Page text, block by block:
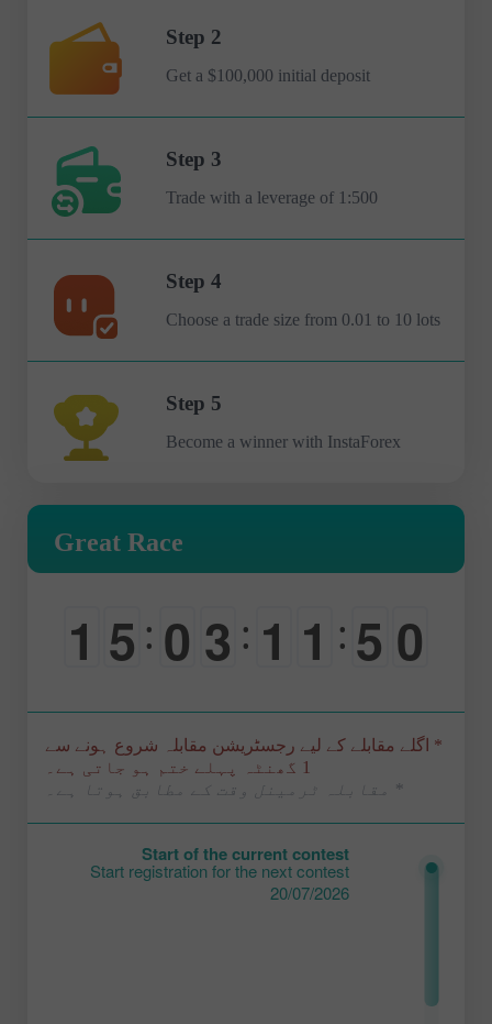
Step 2
Get a $100,000 initial deposit
Step 3
Trade with a leverage of 1:500
Step 4
Choose a trade size from 0.01 to 10 lots
Step 5
Become a winner with InstaForex
Great Race
1 5 : 0 3 : 1 1 : 4 9
* اگلے مقابلے کے لیے رجسٹریشن مقابلہ شروع ہونے سے
1 گھنٹہ پہلے ختم ہو جاتی ہے۔
* مقابلہ ٹرمینل وقت کے مطابق ہوتا ہے۔
Start of the current contest
Start registration for the next contest
20/07/2026